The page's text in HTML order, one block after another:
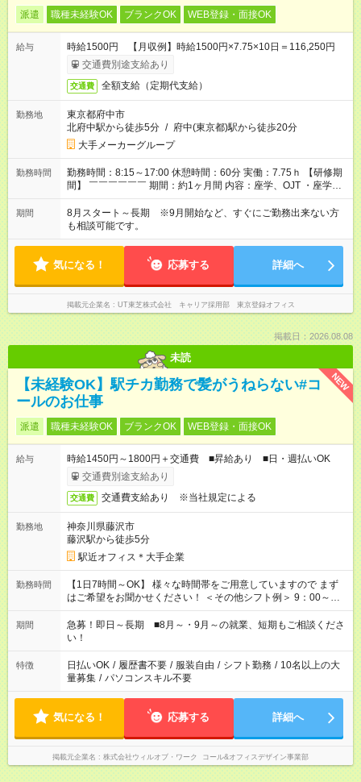
派遣 職種未経験OK ブランクOK WEB登録・面接OK
給与
時給1500円 【月収例】時給1500円×7.75×10日＝116,250円
交通費別途支給あり
交通費 全額支給（定期代支給）
勤務地
東京都府中市
北府中駅から徒歩5分 / 府中(東京都)駅から徒歩20分
大手メーカーグループ
勤務時間
勤務時間：8:15～17:00 休憩時間：60分 実働：7.75ｈ 【研修期
間】 ￣￣￣￣￣￣ 期間：約1ヶ月間 内容：座学、OJT ・座学…
平日週2～3日、午後の時間帯（13:00～17:00）で実施予定。 ・
OJT…土日祝の中で2日間程度実施
期間
8月スタート～長期 ※9月開始など、すぐにご勤務出来ない方
も相談可能です。
気になる！ 応募する 詳細へ
掲載元企業名 UT東芝株式会社 キャリア採用部 東京登録オフィス
掲載日：2026.08.08
未読
NEW
【未経験OK】駅チカ勤務で髪がうねらない#コ
ールのお仕事
派遣 職種未経験OK ブランクOK WEB登録・面接OK
給与
時給1450円～1800円＋交通費 ■昇給あり ■日・週払いOK
交通費別途支給あり
交通費 交通費支給あり ※当社規定による
勤務地
神奈川県藤沢市
藤沢駅から徒歩5分
駅近オフィス＊大手企業
勤務時間
【1日7時間～OK】 様々な時間帯をご用意していますので まず
はご希望をお聞かせください！ ＜その他シフト例＞ 9：00～
17：00 11：00～20：00 などなど！その他のお時間もOKです！
期間
急募！即日～長期 ■8月～・9月～の就業、短期もご相談くださ
い！
特徴 日払いOK / 履歴書不要 / 服装自由 / シフト勤務 / 10名以上の大
量募集 / パソコンスキル不要
気になる！ 応募する 詳細へ
掲載元企業名 株式会社ウィルオブ・ワーク コール&オフィスデザイン事業部